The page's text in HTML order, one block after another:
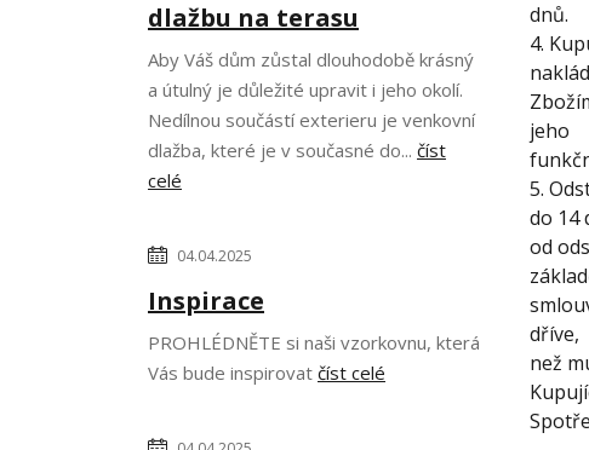
dlažbu na terasu
Aby Váš dům zůstal dlouhodobě krásný
a útulný je důležité upravit i jeho okolí.
Nedílnou součástí exterieru je venkovní
dlažba, které je v současné do... číst
celé
04.04.2025
Inspirace
PROHLÉDNĚTE si naši vzorkovnu, která
Vás bude inspirovat číst celé
dnů.
4.
jeho
5.
do 14
od
dříve,
než